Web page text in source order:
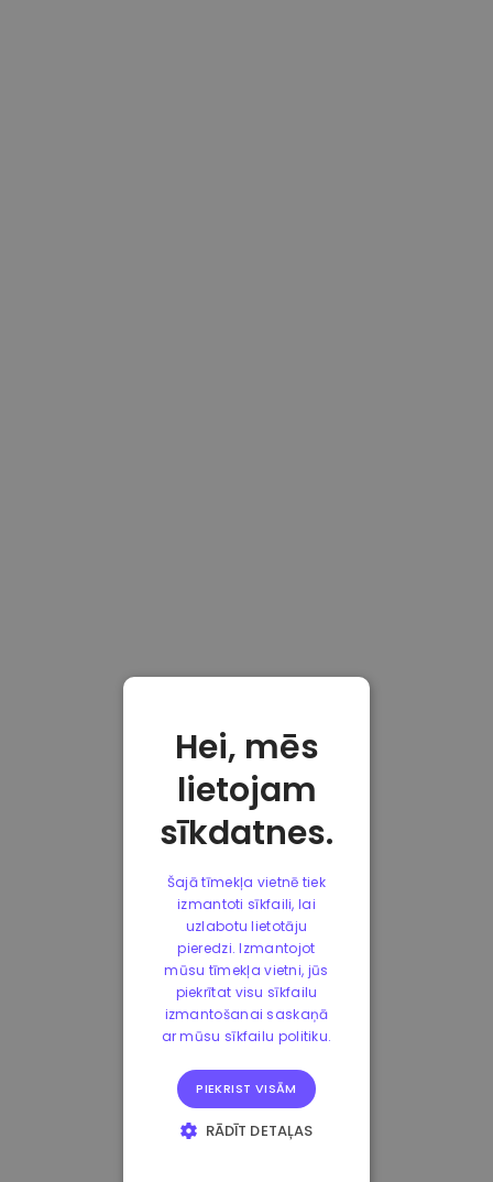
Hei, mēs
lietojam
sīkdatnes.
Šajā tīmekļa vietnē tiek
izmantoti sīkfaili, lai
uzlabotu lietotāju
pieredzi. Izmantojot
mūsu tīmekļa vietni, jūs
piekrītat visu sīkfailu
izmantošanai saskaņā
ar mūsu sīkfailu politiku.
PIEKRIST VISĀM
RĀDĪT DETAĻAS